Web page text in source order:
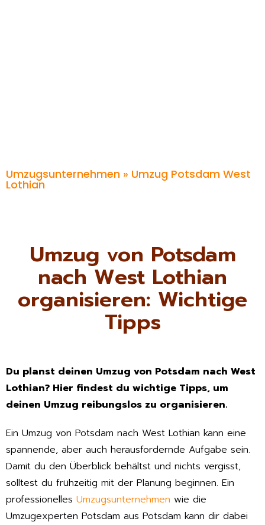
Umzugsunternehmen » Umzug Potsdam West
Lothian
Umzug von Potsdam
nach West Lothian
organisieren: Wichtige
Tipps
Du planst deinen Umzug von Potsdam nach West
Lothian? Hier findest du wichtige Tipps, um
deinen Umzug reibungslos zu organisieren.
Ein Umzug von Potsdam nach West Lothian kann eine
spannende, aber auch herausfordernde Aufgabe sein.
Damit du den Überblick behältst und nichts vergisst,
solltest du frühzeitig mit der Planung beginnen. Ein
professionelles Umzugsunternehmen wie die
Umzugexperten Potsdam aus Potsdam kann dir dabei